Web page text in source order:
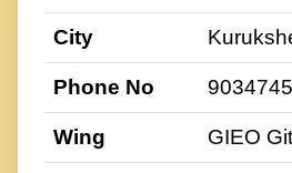
City
Phone No
Wing GIEO